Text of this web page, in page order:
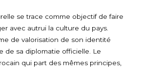
se trace comme objectif de faire
avec autrui la culture du pays.
de valorisation de son identité
de sa diplomatie officielle. Le
qui part des mêmes principes,